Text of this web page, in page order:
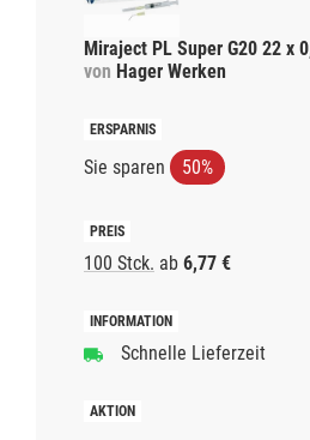
Miraject PL Super G20 22 x
von Hager Werken
Sie sparen 50%
100 Stck. ab 6,77 €
Schnelle Lieferzeit